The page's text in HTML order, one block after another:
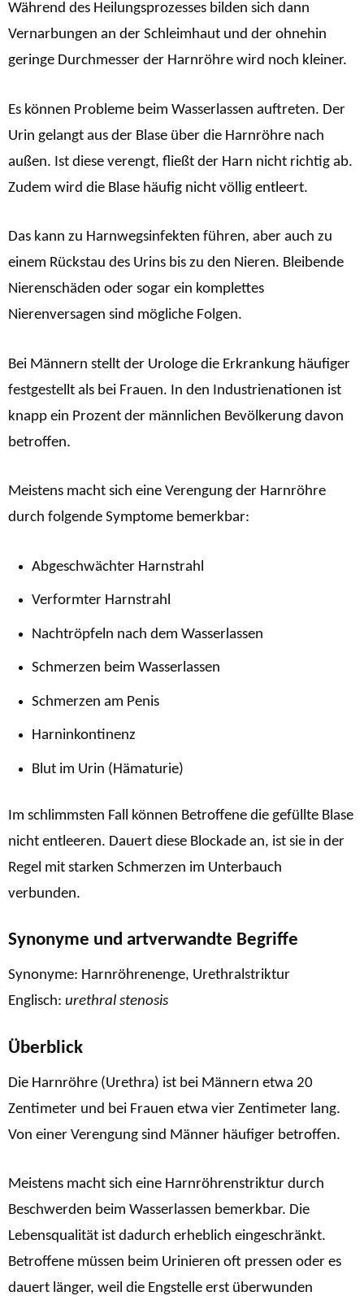
Während des Heilungsprozesses bilden sich dann
Vernarbungen an der Schleimhaut und der ohnehin
geringe Durchmesser der Harnröhre wird noch kleiner.
Es können Probleme beim Wasserlassen auftreten. Der
Urin gelangt aus der Blase über die Harnröhre nach
außen. Ist diese verengt, fließt der Harn nicht richtig ab.
Zudem wird die Blase häufig nicht völlig entleert.
Das kann zu Harnwegsinfekten führen, aber auch zu
einem Rückstau des Urins bis zu den Nieren. Bleibende
Nierenschäden oder sogar ein komplettes
Nierenversagen sind mögliche Folgen.
Bei Männern stellt der Urologe die Erkrankung häufiger
festgestellt als bei Frauen. In den Industrienationen ist
knapp ein Prozent der männlichen Bevölkerung davon
betroffen.
Meistens macht sich eine Verengung der Harnröhre
durch folgende Symptome bemerkbar:
Abgeschwächter Harnstrahl
Verformter Harnstrahl
Nachtröpfeln nach dem Wasserlassen
Schmerzen beim Wasserlassen
Schmerzen am Penis
Harninkontinenz
Blut im Urin (Hämaturie)
Im schlimmsten Fall können Betroffene die gefüllte Blase
nicht entleeren. Dauert diese Blockade an, ist sie in der
Regel mit starken Schmerzen im Unterbauch
verbunden.
Synonyme und artverwandte Begriffe
Synonyme: Harnröhrenenge, Urethralstriktur
Englisch: urethral stenosis
Überblick
Die Harnröhre (Urethra) ist bei Männern etwa 20
Zentimeter und bei Frauen etwa vier Zentimeter lang.
Von einer Verengung sind Männer häufiger betroffen.
Meistens macht sich eine Harnröhrenstriktur durch
Beschwerden beim Wasserlassen bemerkbar. Die
Lebensqualität ist dadurch erheblich eingeschränkt.
Betroffene müssen beim Urinieren oft pressen oder es
dauert länger, weil die Engstelle erst überwunden